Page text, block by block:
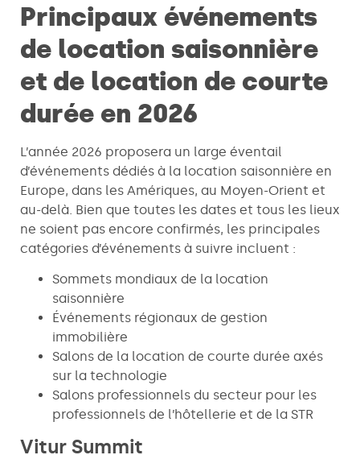
Principaux événements
de location saisonnière
et de location de courte
durée en 2026
L’année 2026 proposera un large éventail
d’événements dédiés à la location saisonnière en
Europe, dans les Amériques, au Moyen-Orient et
au-delà. Bien que toutes les dates et tous les lieux
ne soient pas encore confirmés, les principales
catégories d’événements à suivre incluent :
Sommets mondiaux de la location
saisonnière
Événements régionaux de gestion
immobilière
Salons de la location de courte durée axés
sur la technologie
Salons professionnels du secteur pour les
professionnels de l’hôtellerie et de la STR
Vitur Summit